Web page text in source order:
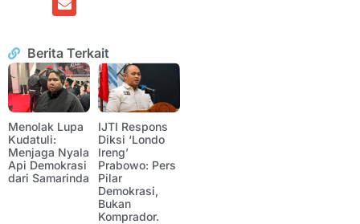
Berita Terkait
Menolak Lupa
Kudatuli:
Menjaga Nyala
Api Demokrasi
dari Samarinda
IJTI Respons
Diksi ‘Londo
Ireng’
Prabowo: Pers
Pilar
Demokrasi,
Bukan
Komprador.